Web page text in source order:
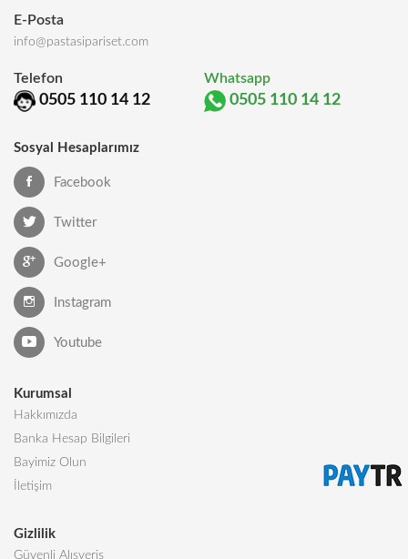
E-Posta
info@pastasipariset.com
Telefon
0505 110 14 12
Whatsapp
0505 110 14 12
Sosyal Hesaplarımız
Facebook
Twitter
Google+
Instagram
Youtube
Kurumsal
Hakkımızda
Banka Hesap Bilgileri
Bayimiz Olun
İletişim
Gizlilik
Güvenli Alışveriş